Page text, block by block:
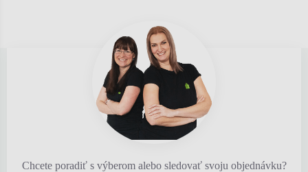
Chcete poradiť s výberom alebo sledovať svoju objednávku?